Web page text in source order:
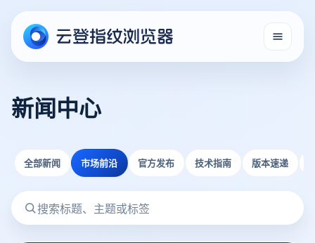
新闻中心
全部新闻 市场前沿 官方发布 技术指南 版本速递